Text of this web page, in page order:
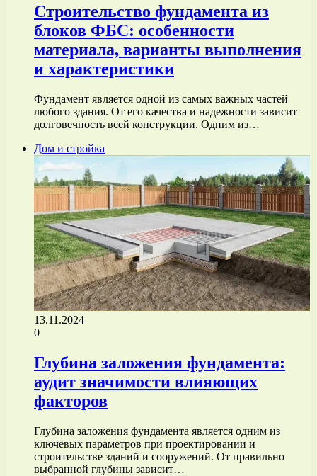
Строительство фундамента из
блоков ФБС: особенности
материала, варианты выполнения
и характеристики
Фундамент является одной из самых важных частей
любого здания. От его качества и надежности зависит
долговечность всей конструкции. Одним из…
Дом и стройка
13.11.2024
0
Глубина заложения фундамента:
аудит значимости влияющих
факторов
Глубина заложения фундамента является одним из
ключевых параметров при проектировании и
строительстве зданий и сооружений. От правильно
выбранной глубины зависит…